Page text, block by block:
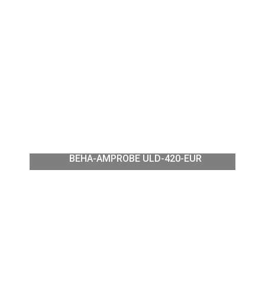
BEHA-AMPROBE ULD-420-EUR